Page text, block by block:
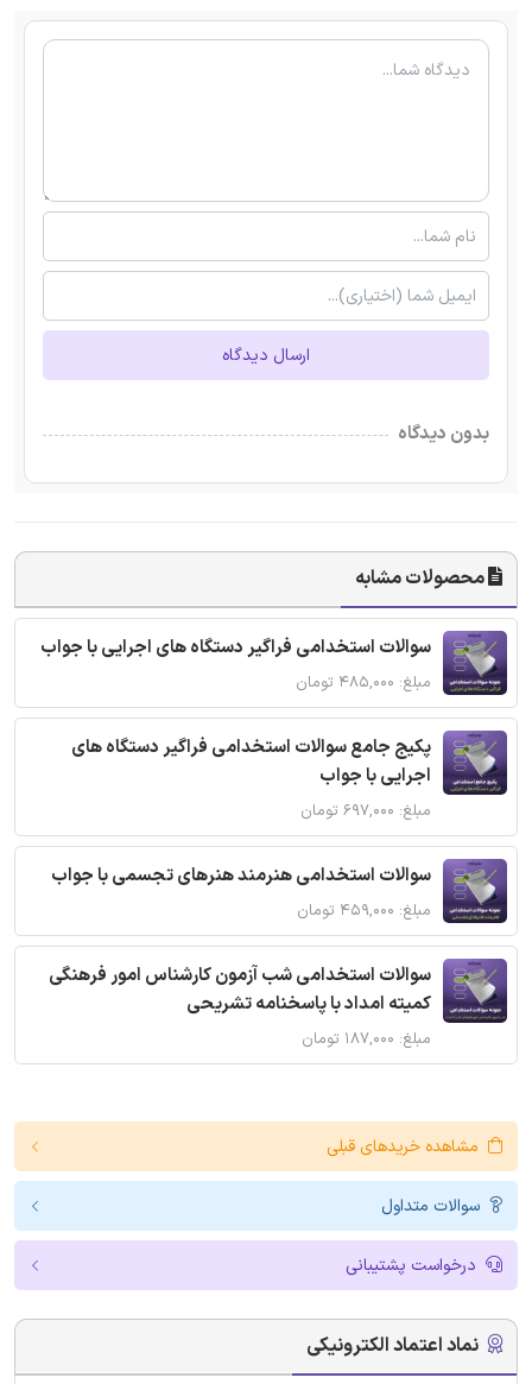
ارسال دیدگاه
بدون دیدگاه
محصولات مشابه
سوالات استخدامی فراگیر دستگاه های اجرایی با جواب
مبلغ: ۴۸۵,۰۰۰ تومان
پکیج جامع سوالات استخدامی فراگیر دستگاه های
اجرایی با جواب
مبلغ: ۶۹۷,۰۰۰ تومان
سوالات استخدامی هنرمند هنرهای تجسمی با جواب
مبلغ: ۴۵۹,۰۰۰ تومان
سوالات استخدامی شب آزمون کارشناس امور فرهنگی
کمیته امداد با پاسخنامه تشریحی
مبلغ: ۱۸۷,۰۰۰ تومان
مشاهده خریدهای قبلی
سوالات متداول
درخواست پشتیبانی
نماد اعتماد الکترونیکی